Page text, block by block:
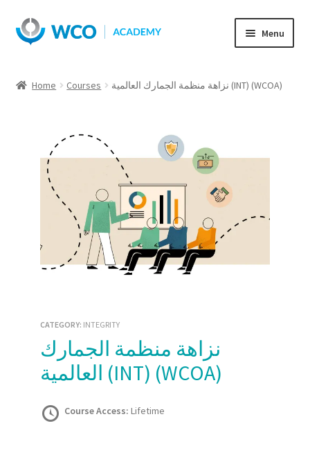
Skip
to
Skip
to
Menu
Home Courses نزاهة منظمة الجمارك العالمية (INT) (WCOA)
CATEGORY: INTEGRITY
نزاهة منظمة الجمارك
العالمية (INT) (WCOA)
Course Access: Lifetime